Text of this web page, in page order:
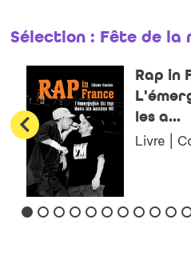
Sélection : Fête de la
Rap in
les a...
Livre |